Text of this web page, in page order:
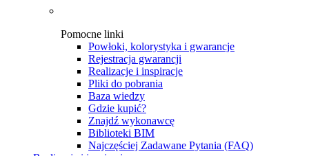
Pomocne linki
Powłoki, kolorystyka i gwarancje
Rejestracja gwarancji
Realizacje i inspiracje
Pliki do pobrania
Baza wiedzy
Gdzie kupić?
Znajdź wykonawcę
Biblioteki BIM
Najczęściej Zadawane Pytania (FAQ)